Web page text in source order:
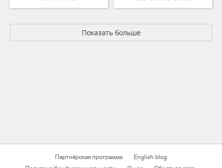
Показать больше
Партнёрская программа
English blog